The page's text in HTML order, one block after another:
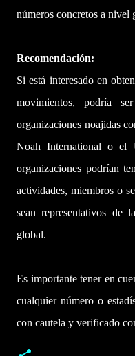
números concretos a nivel
Recomendación:
Si está interesado en
movimientos, podría
organizaciones noajidas
Noah International o el
organizaciones podrían
actividades, miembros o
sean representativos de
global.
Es importante tener en
cualquier número o
con cautela y verificado